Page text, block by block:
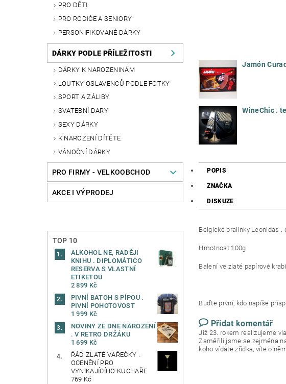
PRO DĚTI
PRO RODIČE A SENIORY
PERSONIFIKOVANÉ DÁRKY
DÁRKY PODLE PŘÍLEŽITOSTI
DÁRKY K NAROZENINÁM
LOUTKY OSLAVENCŮ PODLE FOTKY
SPORT A ZÁLIBY
SVATEBNÍ DARY
SEXY DÁRKY
K NAROZENÍ DÍTĚTE
VÁNOČNÍ DÁRKY
PRO FIRMY - VELKOOBCHOD
AKCE I VÝPRODEJ
TOP 10
ALKOHOL NE, RADĚJI
KNIHU . DIPLOMÁTICO
RESERVA S VLASTNÍ
ETIKETOU
2 899 Kč
PIVNÍ BATOH S PÍPOU .
PIVNÍ POHOTOVOST
1 999 Kč
NOVINY ZE DNE NAROZENÍ
. V RETRO DRŽÁKU
1 699 Kč
ŘÁD ZLATÉ VAŘEČKY .
OCENĚNÍ PRO
VYNIKAJÍCÍHO KUCHAŘE
769 Kč
Jamón
WineChic .
POPIS
ZNAČKA
DISKUZE
Belgické pralinky Leonidas .
Hmotnost 100g
Balení ve zlaté papírové
Buďte první, kdo napíše
Přidat komentář
Již 23. rokem realizujeme
Zaměřili jsme se zejména
koho vídáte zřídka, víte o